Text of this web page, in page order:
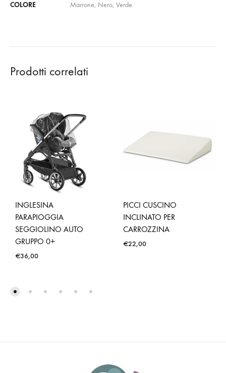
COLORE Marrone, Nero, Verde
Prodotti correlati
INGLESINA
PARAPIOGGIA
SEGGIOLINO AUTO
GRUPPO 0+
€36,00
PICCI CUSCINO
INCLINATO PER
CARROZZINA
€22,00